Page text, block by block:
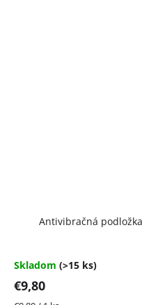
Antivibračná
Skladom (>15 ks)
€9,80